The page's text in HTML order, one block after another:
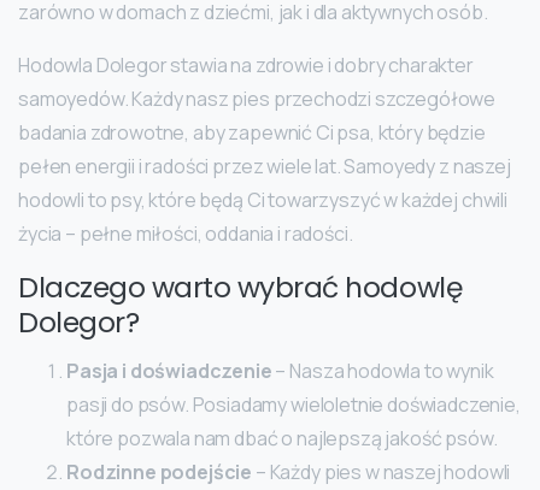
zarówno w domach z dziećmi, jak i dla aktywnych osób.
Hodowla Dolegor stawia na zdrowie i dobry charakter
samoyedów. Każdy nasz pies przechodzi szczegółowe
badania zdrowotne, aby zapewnić Ci psa, który będzie
pełen energii i radości przez wiele lat. Samoyedy z naszej
hodowli to psy, które będą Ci towarzyszyć w każdej chwili
życia – pełne miłości, oddania i radości.
Dlaczego warto wybrać hodowlę
Dolegor?
Pasja i doświadczenie– Nasza hodowla to wynik
pasji do psów. Posiadamy wieloletnie doświadczenie,
które pozwala nam dbać o najlepszą jakość psów.
Rodzinne podejście – Każdy pies w naszej hodowli